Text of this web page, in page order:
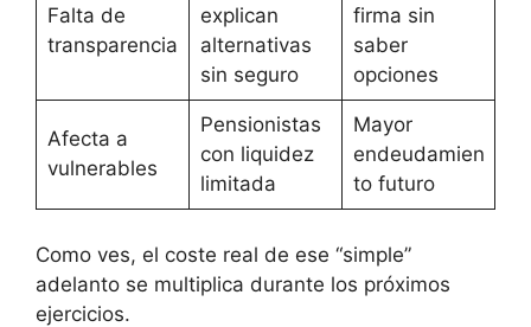
Falta de
transparencia
explican
alternativas
sin seguro
firma sin
saber
opciones
Afecta a
vulnerables
Pensionistas
con liquidez
limitada
Mayor
endeudamien
to futuro
Como ves, el coste real de ese “simple”
adelanto se multiplica durante los próximos
ejercicios.